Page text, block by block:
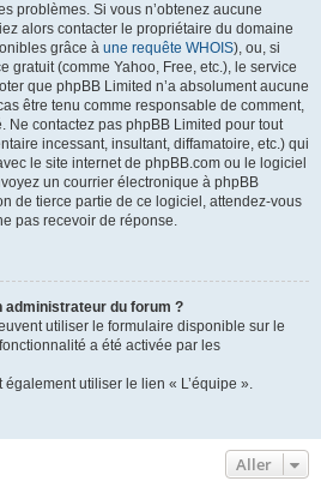
problèmes. Si vous n’obtenez aucune
alors contacter le propriétaire du domaine
grâce à une requête WHOIS), ou, si
gratuit (comme Yahoo, Free, etc.), le service
que phpBB Limited n’a absolument aucune
être tenu comme responsable de comment,
Ne contactez pas phpBB Limited pour tout
incessant, insultant, diffamatoire, etc.) qui
le site internet de phpBB.com ou le logiciel
un courrier électronique à phpBB
de tierce partie de ce logiciel, attendez-vous
pas recevoir de réponse.
administrateur du forum ?
utiliser le formulaire disponible sur le
a été activée par les
utiliser le lien « L’équipe ».
Aller